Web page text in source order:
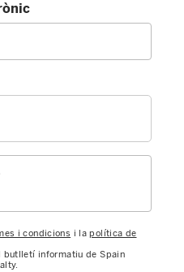
i condicions i lapolítica de
informatiu de Spain